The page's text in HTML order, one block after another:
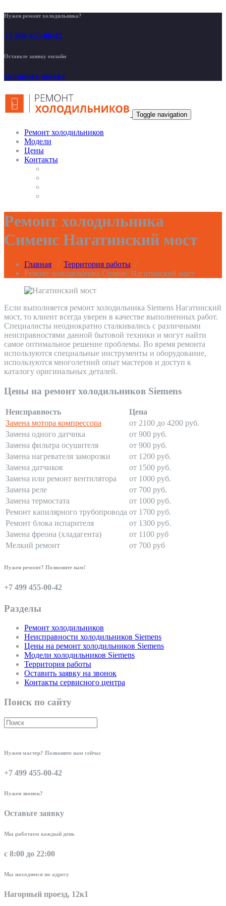
Нужен ремонт холодильника?
+7 499 455-00-42
Оставьте заявку онлайн
Оставить заявку
Toggle navigation
Ремонт холодильников
Модели
Цены
Контакты
Ремонт холодильника
Сименс Нагатинский мост
Главная / Территория работы /
Ремонт холодильника Сименс Нагатинский мост
Если выполняется ремонт холодильника Siemens Нагатинский
мост, то клиент всегда уверен в качестве выполненных работ.
Специалисты неоднократно сталкивались с различными
неисправностями данной бытовой техники и могут найти
самое оптимальное решение проблемы. Во время ремонта
используются специальные инструменты и оборудование,
используются многолетний опыт мастеров и доступ к
каталогу оригинальных деталей.
Цены на ремонт холодильников Siemens
Неисправность
Цена
Замена мотора компрессора
от 2100 до 4200 руб.
Замена одного датчика
от 900 руб.
Замена фильтра осушителя
от 900 руб.
Замена нагревателя заморозки
от 1200 руб.
Замена датчиков
от 1500 руб.
Замена или ремонт вентилятора
от 1000 руб.
Замена реле
от 700 руб.
Замена термостата
от 1000 руб.
Ремонт капилярного трубопровода от 1700 руб.
Ремонт блока испарителя
от 1300 руб.
Замена фреона (хладагента)
от 1100 руб
Мелкий ремонт
от 700 руб
Нужен ремонт? Позвоните нам!
+7 499 455-00-42
Разделы
Ремонт холодильников
Неисправности холодильников Siemens
Цены на ремонт холодильников Siemens
Модели холодильников Siemens
Территория работы
Оставить заявку на звонок
Контакты сервисного центра
Поиск по сайту
Нужен мастер? Позвоните нам сейчас
+7 499 455-00-42
Нужен звонок?
Оставьте заявку
Мы работаем каждый день
с 8:00 до 22:00
Мы находимся по адресу
Нагорный проезд, 12к1